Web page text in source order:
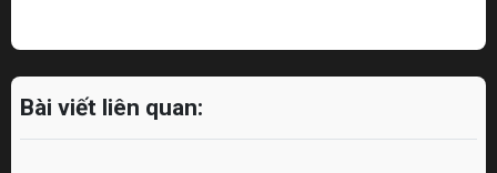
Bài viết liên quan: